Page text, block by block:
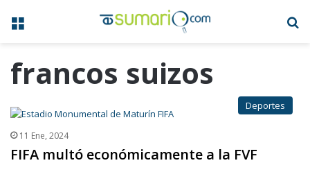
Menú
francos suizos
Deportes
11 Ene, 2024
FIFA multó económicamente a la FVF